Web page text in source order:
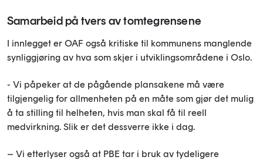
Samarbeid på tvers av tomtegrensene
I innlegget er OAF også kritiske til kommunens manglende
synliggjøring av hva som skjer i utviklingsområdene i Oslo.
- Vi påpeker at de pågående plansakene må være
tilgjengelig for allmenheten på en måte som gjør det mulig
å ta stilling til helheten, hvis man skal få til reell
medvirkning. Slik er det dessverre ikke i dag.
– Vi etterlyser også at PBE tar i bruk av tydeligere